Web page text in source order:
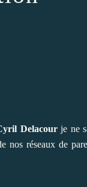
Delacourje ne
nos réseaux de